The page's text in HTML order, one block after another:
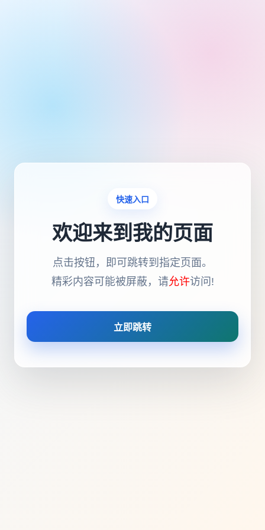
快速入口
欢迎来到我的页面
点击按钮，即可跳转到指定页面。
精彩内容可能被屏蔽，请允许访问!
立即跳转